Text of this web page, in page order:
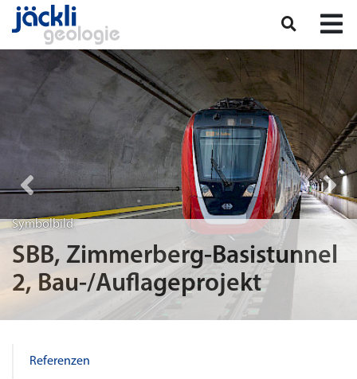
Symbolbild
SBB, Zimmerberg-Basistunnel
2, Bau-/Auflageprojekt
Referenzen